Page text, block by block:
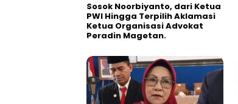
Sosok Noorbiyanto, dari Ketua
PWI Hingga Terpilih Aklamasi
Ketua Organisasi Advokat
Peradin Magetan.